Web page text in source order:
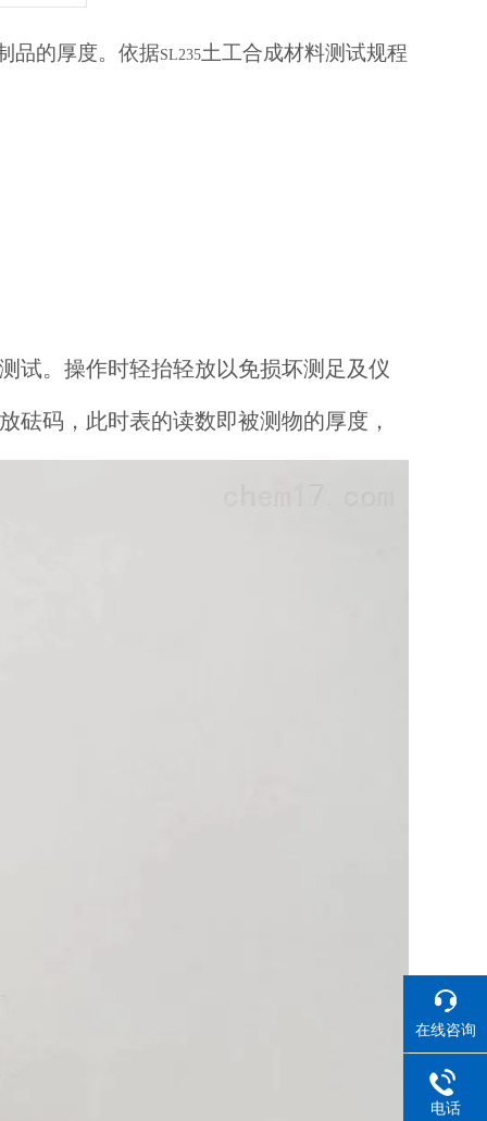
品的厚度。依据SL235土工合成材料测试规程
试。操作时轻抬轻放以免损坏测足及仪
砝码，此时表的读数即被测物的厚度，
在线咨询
电话